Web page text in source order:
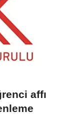
affı